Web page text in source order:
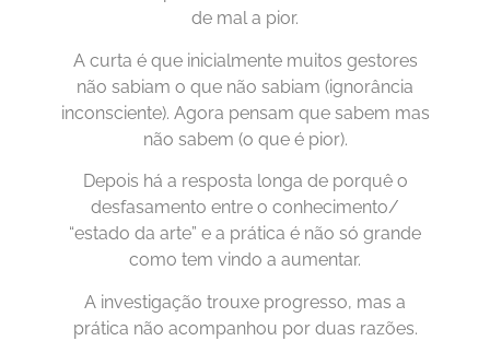
de mal a pior.
A curta é que inicialmente muitos gestores
não sabiam o que não sabiam (ignorância
inconsciente). Agora pensam que sabem mas
não sabem (o que é pior).
Depois há a resposta longa de porquê o
desfasamento entre o conhecimento/
“estado da arte” e a prática é não só grande
como tem vindo a aumentar.
A investigação trouxe progresso, mas a
prática não acompanhou por duas razões.